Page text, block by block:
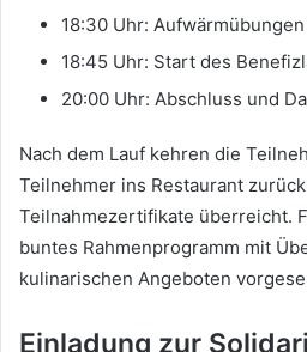
18:30 Uhr: Aufwärmübungen
18:45 Uhr: Start des
20:00 Uhr: Abschluss und
Nach dem Lauf kehren die
Teilnehmer ins Restaurant
Teilnahmezertifikate überreicht.
buntes Rahmenprogramm mit
kulinarischen Angeboten
Einladung zur